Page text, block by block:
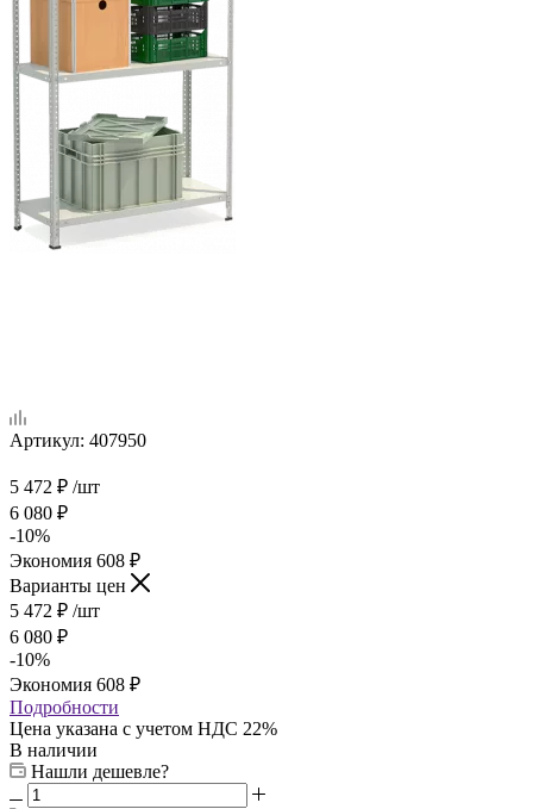
Артикул: 407950
5 472 ₽ /шт
6 080 ₽
-10%
Экономия 608 ₽
Варианты цен
5 472 ₽ /шт
6 080 ₽
-10%
Экономия 608 ₽
Подробности
Цена указана с учетом НДС 22%
В наличии
Нашли дешевле?